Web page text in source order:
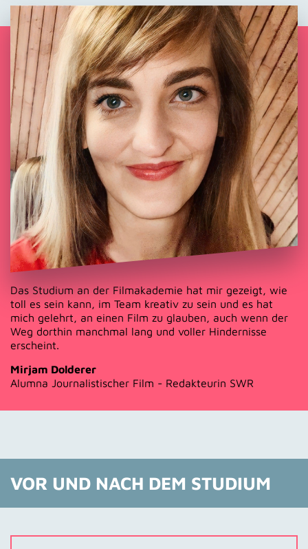
Das Studium an der Filmakademie hat mir gezeigt, wie
toll es sein kann, im Team kreativ zu sein und es hat
mich gelehrt, an einen Film zu glauben, auch wenn der
Weg dorthin manchmal lang und voller Hindernisse
erscheint.
Mirjam Dolderer
Alumna Journalistischer Film - Redakteurin SWR
VOR UND NACH DEM STUDIUM